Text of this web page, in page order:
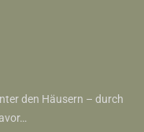
den Häusern – durch